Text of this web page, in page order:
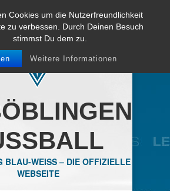
Cookies um die Nutzerfreundlichkeit
zu verbessen. Durch Deinen Besuch
stimmst Du dem zu.
Weitere Informationen
BLAU-WEISS – DIE OFFIZIELLE
WEBSEITE